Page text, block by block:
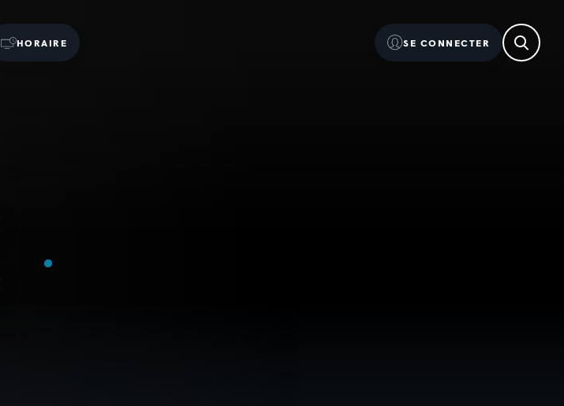
HORAIRE SE CONNECTER